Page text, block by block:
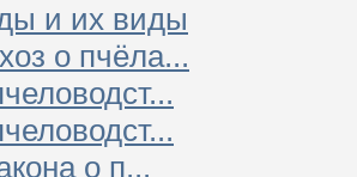
и их виды
о пчёла...
о п...